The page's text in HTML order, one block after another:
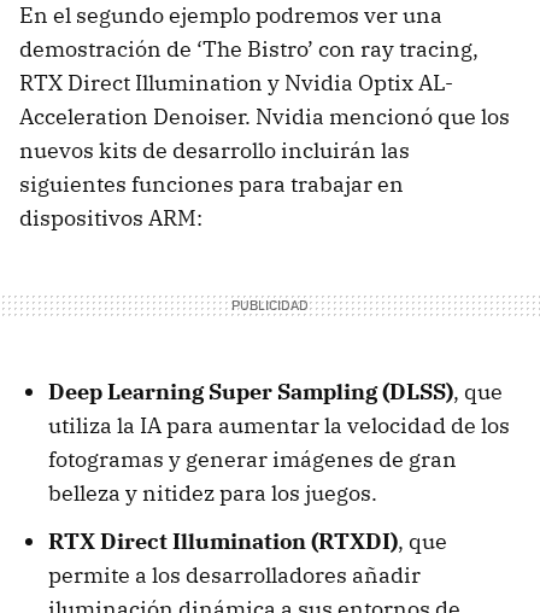
En el segundo ejemplo podremos ver una
demostración de ‘The Bistro’ con ray tracing,
RTX Direct Illumination y Nvidia Optix AL-
Acceleration Denoiser. Nvidia mencionó que los
nuevos kits de desarrollo incluirán las
siguientes funciones para trabajar en
dispositivos ARM:
Deep Learning Super Sampling (DLSS), que
utiliza la IA para aumentar la velocidad de los
fotogramas y generar imágenes de gran
belleza y nitidez para los juegos.
RTX Direct Illumination (RTXDI), que
permite a los desarrolladores añadir